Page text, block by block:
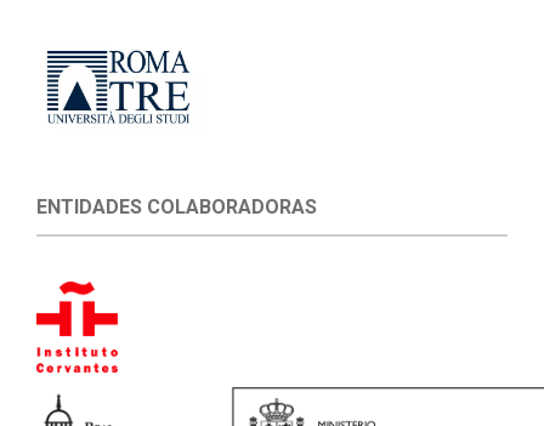
ENTIDADES COLABORADORAS